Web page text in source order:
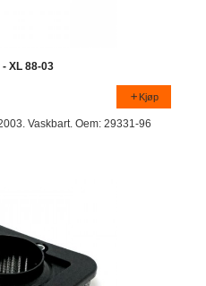
XL 88-03
Kjøp
Vaskbart. Oem: 29331-96